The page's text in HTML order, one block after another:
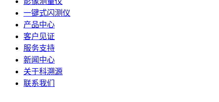
一键式闪测仪
产品中心
客户见证
服务支持
新闻中心
关于科溯源
联系我们